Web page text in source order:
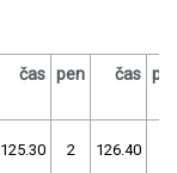
čas pen čas
125.30 2 126.40